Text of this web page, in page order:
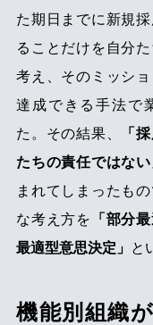
た期日までに新規
ることだけを自分
考え、そのミッショ
達成できる手法で
た。その結果、
「
たちの責任ではな
まれてしまったも
な考え方を
「部分最
最適型意思決定」 と
機能別組織